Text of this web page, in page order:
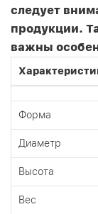
следует
продукции.
важны
Форма
Диаметр
Высота
Вес